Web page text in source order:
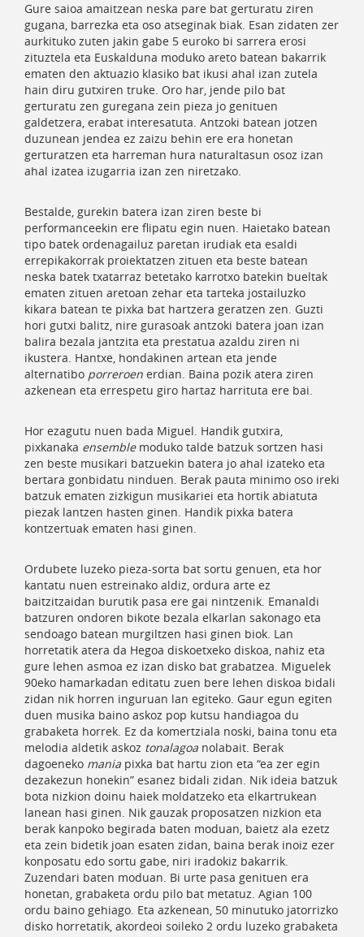
Gure saioa amaitzean neska pare bat gerturatu ziren
gugana, barrezka eta oso atseginak biak. Esan zidaten zer
aurkituko zuten jakin gabe 5 euroko bi sarrera erosi
zituztela eta Euskalduna moduko areto batean bakarrik
ematen den aktuazio klasiko bat ikusi ahal izan zutela
hain diru gutxiren truke. Oro har, jende pilo bat
gerturatu zen guregana zein pieza jo genituen
galdetzera, erabat interesatuta. Antzoki batean jotzen
duzunean jendea ez zaizu behin ere era honetan
gerturatzen eta harreman hura naturaltasun osoz izan
ahal izatea izugarria izan zen niretzako.
Bestalde, gurekin batera izan ziren beste bi
performanceekin ere flipatu egin nuen. Haietako batean
tipo batek ordenagailuz paretan irudiak eta esaldi
errepikakorrak proiektatzen zituen eta beste batean
neska batek txatarraz betetako karrotxo batekin bueltak
ematen zituen aretoan zehar eta tarteka jostailuzko
kikara batean te pixka bat hartzera geratzen zen. Guzti
hori gutxi balitz, nire gurasoak antzoki batera joan izan
balira bezala jantzita eta prestatua azaldu ziren ni
ikustera. Hantxe, hondakinen artean eta jende
alternatibo porreroen erdian. Baina pozik atera ziren
azkenean eta errespetu giro hartaz harrituta ere bai.
Hor ezagutu nuen bada Miguel. Handik gutxira,
pixkanaka ensemblemoduko talde batzuk sortzen hasi
zen beste musikari batzuekin batera jo ahal izateko eta
bertara gonbidatu ninduen. Berak pauta minimo oso ireki
batzuk ematen zizkigun musikariei eta hortik abiatuta
piezak lantzen hasten ginen. Handik pixka batera
kontzertuak ematen hasi ginen.
Ordubete luzeko pieza-sorta bat sortu genuen, eta hor
kantatu nuen estreinako aldiz, ordura arte ez
baitzitzaidan burutik pasa ere gai nintzenik. Emanaldi
batzuren ondoren bikote bezala elkarlan sakonago eta
sendoago batean murgiltzen hasi ginen biok. Lan
horretatik atera da Hegoa diskoetxeko diskoa, nahiz eta
gure lehen asmoa ez izan disko bat grabatzea. Miguelek
90eko hamarkadan editatu zuen bere lehen diskoa bidali
zidan nik horren inguruan lan egiteko. Gaur egun egiten
duen musika baino askoz pop kutsu handiagoa du
grabaketa horrek. Ez da komertziala noski, baina tonu eta
melodia aldetik askoz tonalagoa nolabait. Berak
dagoeneko mania pixka bat hartu zion eta “ea zer egin
dezakezun honekin” esanez bidali zidan. Nik ideia batzuk
bota nizkion doinu haiek moldatzeko eta elkartrukean
lanean hasi ginen. Nik gauzak proposatzen nizkion eta
berak kanpoko begirada baten moduan, baietz ala ezetz
eta zein bidetik joan esaten zidan, baina berak inoiz ezer
konposatu edo sortu gabe, niri iradokiz bakarrik.
Zuzendari baten moduan. Bi urte pasa genituen era
honetan, grabaketa ordu pilo bat metatuz. Agian 100
ordu baino gehiago. Eta azkenean, 50 minutuko jatorrizko
disko horretatik, akordeoi soileko 2 ordu luzeko grabaketa